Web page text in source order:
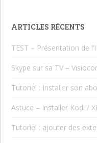
ARTICLES RÉCENTS
TEST – Présentation de
Skype sur sa TV –
Tutoriel : Installer son
Astuce – Installer Kodi /
Tutoriel : ajouter des